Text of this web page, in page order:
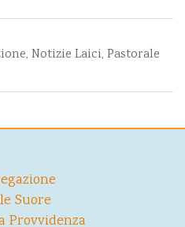
, Notizie Laici, Pastorale
Suore
Provvidenza